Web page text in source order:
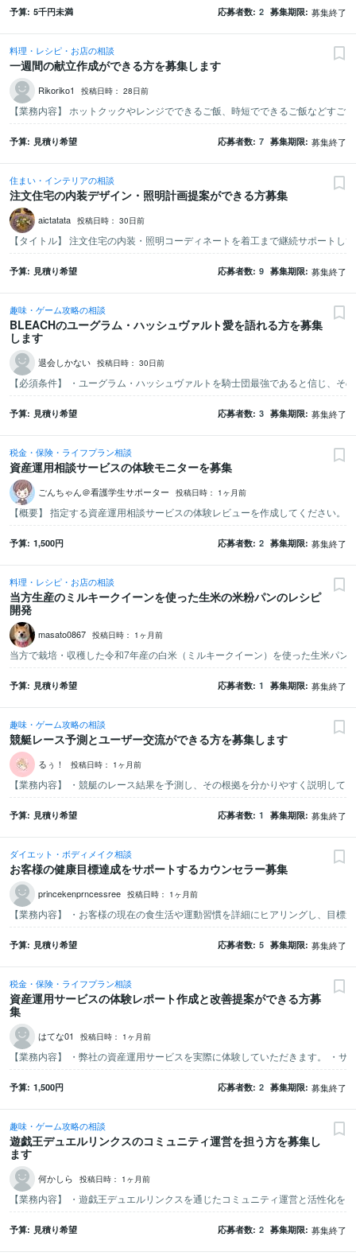
予算 5千円未満 応募者数 2 募集期限 募集終了
料理・レシピ・お店の相談
一週間の献立作成ができる方を募集します
Rikoriko1 投稿日時： 28日前
予算 見積り希望 応募者数 7 募集期限 募集終了
住まい・インテリアの相談
注文住宅の内装デザイン・照明計画提案ができる方募集
aictatata 投稿日時： 30日前
予算 見積り希望 応募者数 9 募集期限 募集終了
趣味・ゲーム攻略の相談
BLEACHのユーグラム・ハッシュヴァルト愛を語れる方を募集
します
退会しかない 投稿日時： 30日前
予算 見積り希望 応募者数 3 募集期限 募集終了
税金・保険・ライフプラン相談
資産運用相談サービスの体験モニターを募集
ごんちゃん＠看護学生サポーター 投稿日時： 1ヶ月前
予算 1,500円 応募者数 2 募集期限 募集終了
料理・レシピ・お店の相談
当方生産のミルキークイーンを使った生米の米粉パンのレシピ
開発
masato0867 投稿日時： 1ヶ月前
予算 見積り希望 応募者数 1 募集期限 募集終了
趣味・ゲーム攻略の相談
競艇レース予測とユーザー交流ができる方を募集します
るぅ！ 投稿日時： 1ヶ月前
予算 見積り希望 応募者数 1 募集期限 募集終了
ダイエット・ボディメイク相談
お客様の健康目標達成をサポートするカウンセラー募集
princekenprncessree 投稿日時： 1ヶ月前
予算 見積り希望 応募者数 5 募集期限 募集終了
税金・保険・ライフプラン相談
資産運用サービスの体験レポート作成と改善提案ができる方募
集
はてな01 投稿日時： 1ヶ月前
予算 1,500円 応募者数 2 募集期限 募集終了
趣味・ゲーム攻略の相談
遊戯王デュエルリンクスのコミュニティ運営を担う方を募集し
ます
何かしら 投稿日時： 1ヶ月前
予算 見積り希望 応募者数 2 募集期限 募集終了